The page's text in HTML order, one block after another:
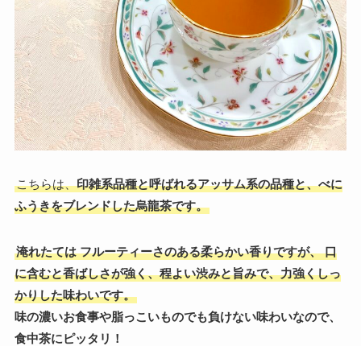
こちらは、印雑系品種と呼ばれるアッサム系の品種と、べに
ふうきをブレンドした烏龍茶です。
淹れたては フルーティーさのある柔らかい香りですが、 口
に含むと香ばしさが強く、程よい渋みと旨みで、力強くしっ
かりした味わいです。
味の濃いお食事や脂っこいものでも負けない味わいなので、
食中茶にピッタリ！